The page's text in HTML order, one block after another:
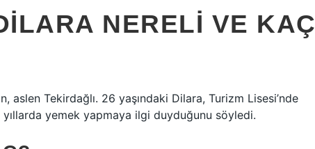
NERELI VE KAÇ
aslen Tekirdağlı. 26 yaşındaki Dilara, Turizm Lisesi’nde
yıllarda yemek yapmaya ilgi duyduğunu söyledi.